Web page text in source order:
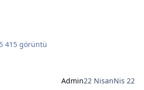
415 görüntü
Admin22 NisanNis 22